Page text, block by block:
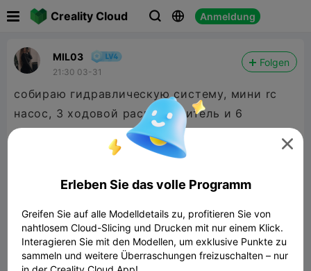
Creality Cloud   Anmeldung
MIL03
21:30 03-31
Folgen
собираю гидравлическую систему, мини rc
насос, 3 ходовой распределитель и 6
цилиндров

Erleben Sie das volle Programm
Greifen Sie auf alle Modelldetails zu, profitieren Sie von
nahtlosem Cloud-Slicing und Drucken mit nur einem Klick.
Interagieren Sie mit den Modellen, um exklusive Punkte zu
sammeln und weitere Überraschungen freizuschalten – nur